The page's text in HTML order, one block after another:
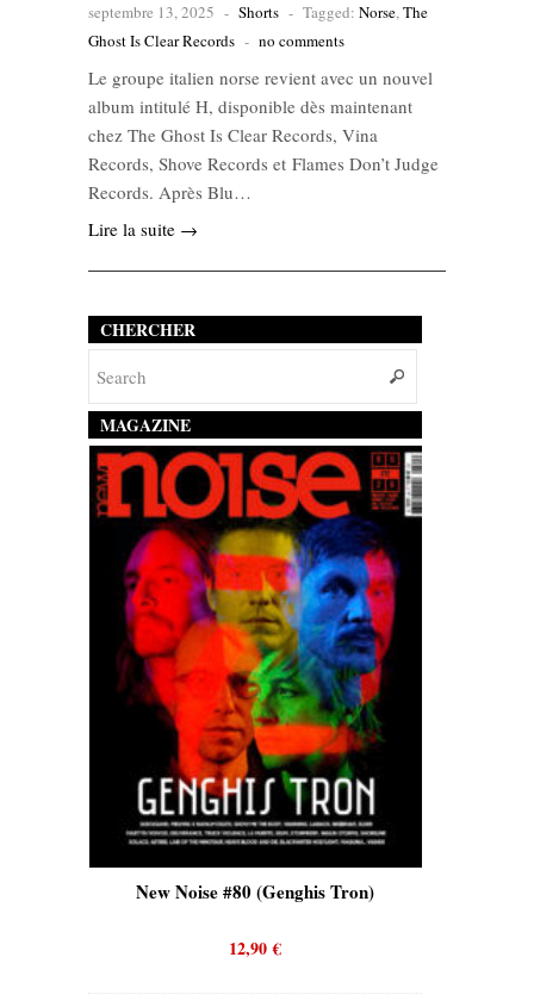
septembre 13, 2025 - Shorts - Tagged: Norse,The
Ghost Is Clear Records - no comments
Le groupe italien norse revient avec un nouvel
album intitulé H, disponible dès maintenant
chez The Ghost Is Clear Records, Vina
Records, Shove Records et Flames Don’t Judge
Records. Après Blu…
Lire la suite →
CHERCHER
MAGAZINE
New Noise #80 (Genghis Tron)
12,90€